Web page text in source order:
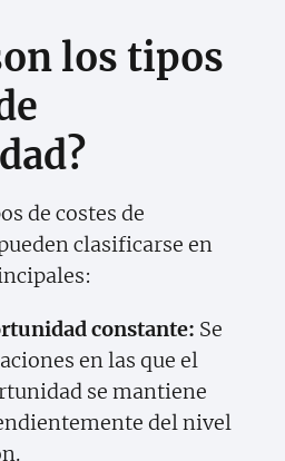
los tipos
de costes de
clasificarse en
constante: Se
en las que el
se mantiene
del nivel